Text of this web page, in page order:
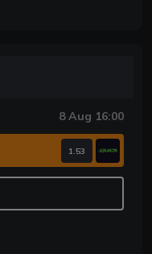
8 Aug 16:00
1.53